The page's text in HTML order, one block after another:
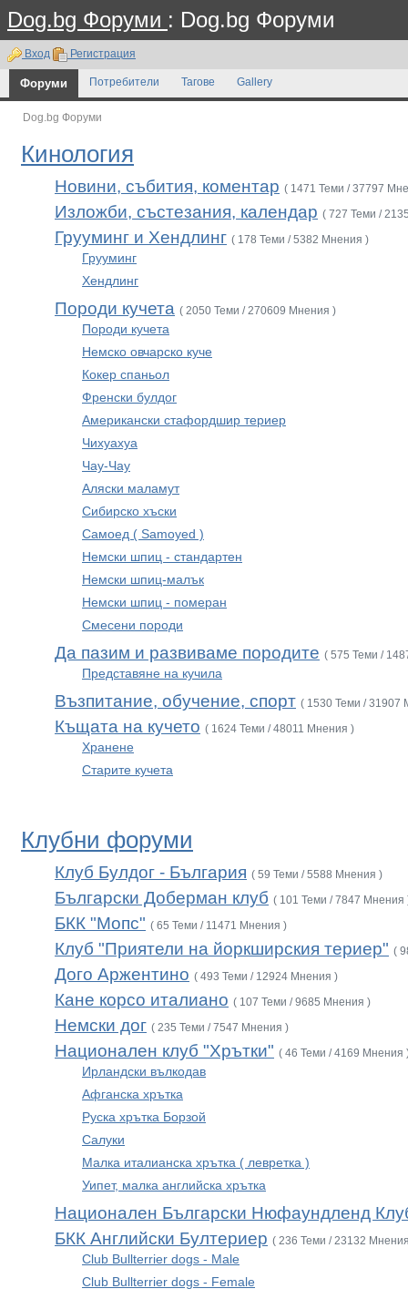
Dog.bg Форуми : Dog.bg Форуми
Вход Регистрация
Форуми Потребители Тагове Gallery
Dog.bg Форуми
Кинология
Новини, събития, коментар ( 1471 Теми / 37797
Изложби, състезания, календар ( 727 Теми /
Грууминг и Хендлинг ( 178 Теми / 5382 Мнения )
Грууминг
Хендлинг
Породи кучета ( 2050 Теми / 270609 Мнения )
Породи кучета
Немско овчарско куче
Кокер спаньол
Френски булдог
Американски стафордшир териер
Чихуахуа
Чау-Чау
Аляски маламут
Сибирско хъски
Самоед ( Samoyed )
Немски шпиц - стандартен
Немски шпиц-малък
Немски шпиц - померан
Смесени породи
Да пазим и развиваме породите ( 575 Теми /
Представяне на кучила
Възпитание, обучение, спорт ( 1530 Теми / 31907
Къщата на кучето ( 1624 Теми / 48011 Мнения )
Хранене
Старите кучета
Клубни форуми
Клуб Булдог - България ( 59 Теми / 5588 Мнения )
Български Доберман клуб ( 101 Теми / 7847 Мнения
БКК "Мопс" ( 65 Теми / 11471 Мнения )
Клуб "Приятели на йоркширския териер" (
Дого Аржентино ( 493 Теми / 12924 Мнения )
Кане корсо италиано ( 107 Теми / 9685 Мнения )
Немски дог ( 235 Теми / 7547 Мнения )
Национален клуб "Хрътки" ( 46 Теми / 4169 Мнения
Ирландски вълкодав
Афганска хрътка
Руска хрътка Борзой
Салуки
Малка италианска хрътка ( левретка )
Уипет, малка английска хрътка
Национален Български Нюфаундленд
БКК Английски Бултериер ( 236 Теми / 23132
Club Bullterrier dogs - Male
Club Bullterrier dogs - Female